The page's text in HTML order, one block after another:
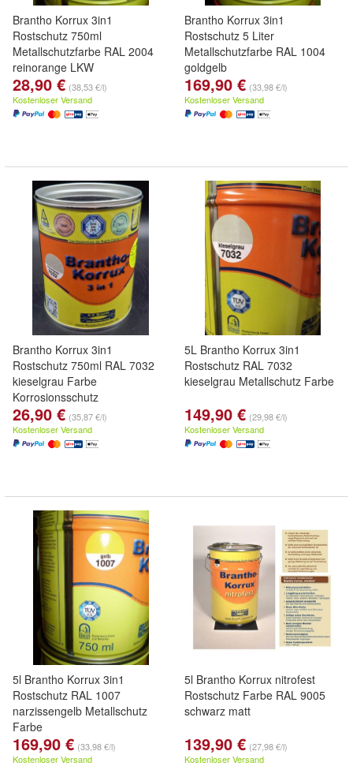
Brantho Korrux 3in1
Rostschutz 750ml
Metallschutzfarbe RAL 2004
reinorange LKW
28,90 € (38,53 €/l)
Kostenloser Versand
Brantho Korrux 3in1
Rostschutz 5 Liter
Metallschutzfarbe RAL 1004
goldgelb
169,90 € (33,98 €/l)
Kostenloser Versand
Brantho Korrux 3in1
Rostschutz 750ml RAL 7032
kieselgrau Farbe
Korrosionsschutz
26,90 € (35,87 €/l)
Kostenloser Versand
5L Brantho Korrux 3in1
Rostschutz RAL 7032
kieselgrau Metallschutz Farbe
149,90 € (29,98 €/l)
Kostenloser Versand
5l Brantho Korrux 3in1
Rostschutz RAL 1007
narzissengelb Metallschutz
Farbe
169,90 € (33,98 €/l)
Kostenloser Versand
5l Brantho Korrux nitrofest
Rostschutz Farbe RAL 9005
schwarz matt
139,90 € (27,98 €/l)
Kostenloser Versand